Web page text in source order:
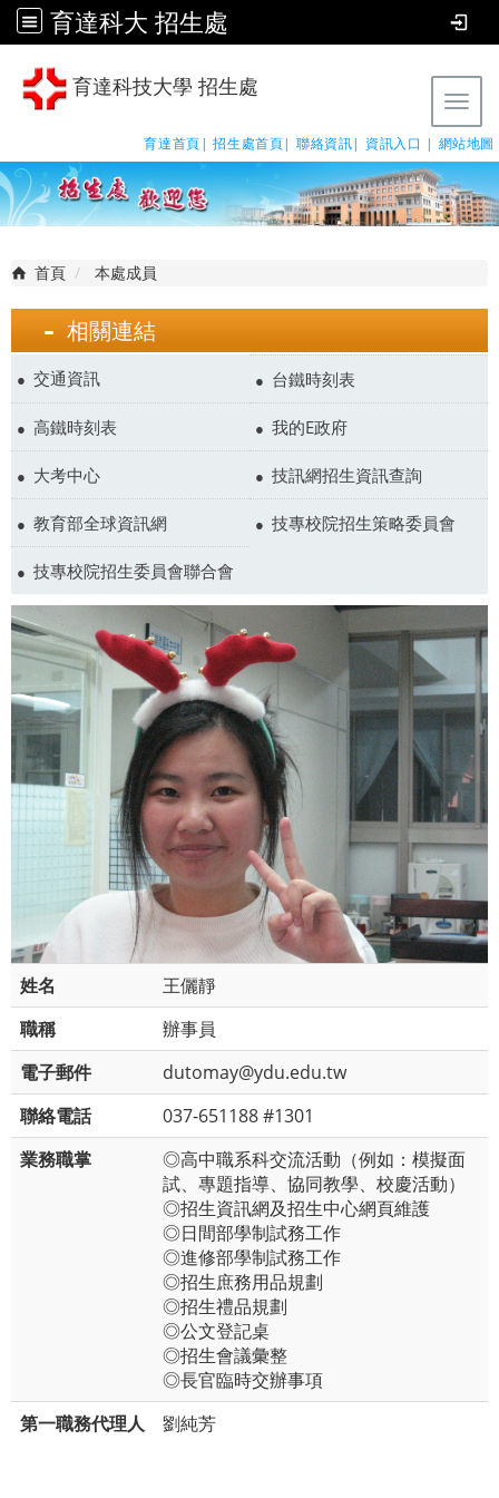
育達科大 招生處
育達科技大學 招生處
育達首頁| 招生處首頁| 聯絡資訊| 資訊入口 | 網站地圖
首頁 本處成員
相關連結
交通資訊 台鐵時刻表
高鐵時刻表 我的E政府
大考中心 技訊網招生資訊查詢
教育部全球資訊網 技專校院招生策略委員會
技專校院招生委員會聯合會
姓名
王儷靜
職稱
辦事員
電子郵件
dutomay@ydu.edu.tw
聯絡電話
037-651188 #1301
業務職掌
◎高中職系科交流活動（例如：模擬面
試、專題指導、協同教學、校慶活動）
◎招生資訊網及招生中心網頁維護
◎日間部學制試務工作
◎進修部學制試務工作
◎招生庶務用品規劃
◎招生禮品規劃​​​​​
◎公文登記桌
◎招生會議彙整
◎長官臨時交辦事項
第一職務代理人
劉純芳